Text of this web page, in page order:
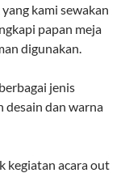
kami sewakan
papan meja
digunakan.
jenis
desain dan warna
kegiatan acara out